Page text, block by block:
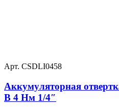
Арт. CSDLI0458
Аккумуляторная
В 4 Нм 1/4″